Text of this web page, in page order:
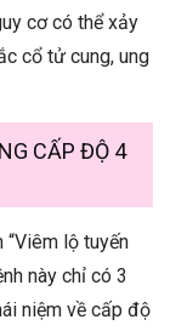
cơ có thể xảy
cổ tử cung, ung
CẤP ĐỘ 4
lộ tuyến
này chỉ có 3
niệm về cấp độ